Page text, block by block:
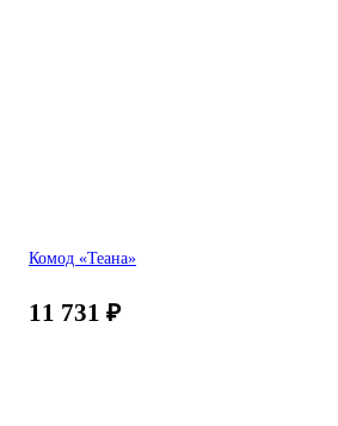
Комод «Теана»
11 731 ₽